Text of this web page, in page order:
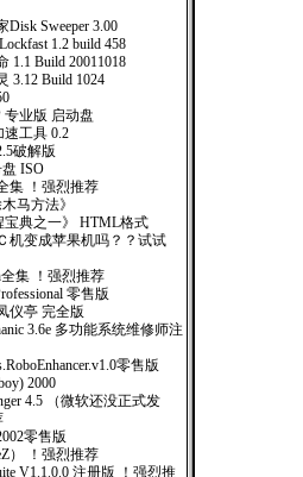
Disk Sweeper 3.00
1.2 build 458
1.1 Build 20011018
3.12 Build 1024
专业版 启动盘
工具 0.2
破解版
ISO
集 ！强烈推荐
马方法》
宝典之一》 HTML格式
机变成苹果机吗？？试试
全集 ！强烈推荐
零售版
仪亭 完全版
3.6e 多功能系统维修师注
零售版
2000
4.5 （微软还没正式发
零售版
） ！强烈推荐
V1.1.0.0 注册版 ！强烈推